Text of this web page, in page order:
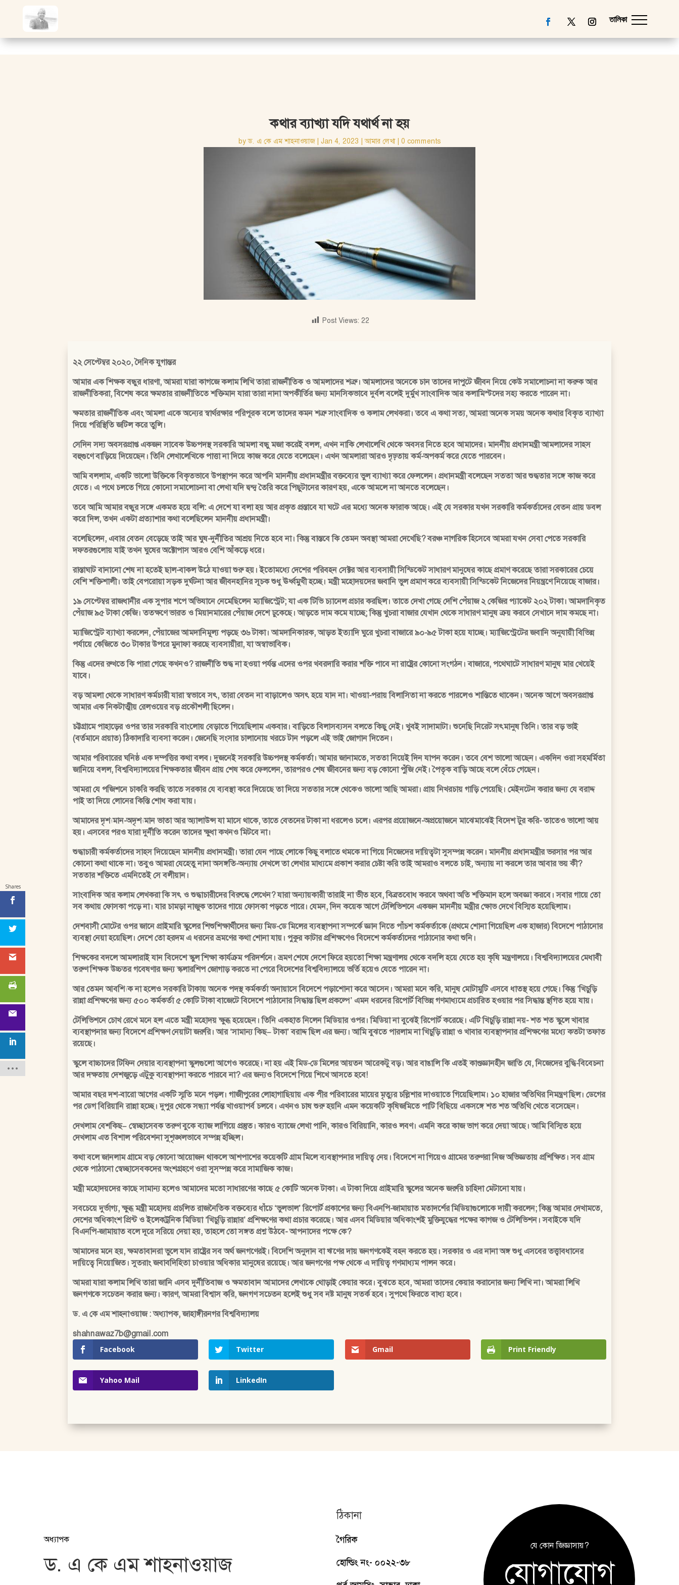
কথার ব্যাখ্যা যদি যথার্থ না হয়
byড. এ কে এম শাহনাওয়াজ| Jan 4, 2023 |আমার লেখা| 0 comments
Post Views: 22
২২ সেপ্টেম্বর ২০২০, দৈনিক যুগান্তর
আমার এক শিক্ষক বন্ধুর ধারণা, আমরা যারা কাগজে কলাম লিখি তারা রাজনীতিক ও আমলাদের শত্রু। আমলাদের অনেকে চান তাদের দাপুটে জীবন নিয়ে কেউ সমালোচনা না করুক আর
রাজনীতিকরা, বিশেষ করে ক্ষমতার রাজনীতিতে শক্তিমান যারা তারা নানা অপকীর্তির জন্য মানসিকভাবে দুর্বল বলেই দুর্মুখ সাংবাদিক আর কলামিস্টদের সহ্য করতে পারেন না।
ক্ষমতার রাজনীতিক এবং আমলা একে অন্যের স্বার্থরক্ষার পরিপূরক বলে তাদের কমন শত্রু সাংবাদিক ও কলাম লেখকরা। তবে এ কথা সত্য, আমরা অনেক সময় অনেক কথার বিকৃত ব্যাখ্যা
দিয়ে পরিস্থিতি জটিল করে তুলি।
সেদিন সদ্য অবসরপ্রাপ্ত একজন সাবেক উচ্চপদস্থ সরকারি আমলা বন্ধু মজা করেই বলল, এখন নাকি লেখালেখি থেকে অবসর নিতে হবে আমাদের। মাননীয় প্রধানমন্ত্রী আমলাদের সাহস
বহুগুণে বাড়িয়ে দিয়েছেন। তিনি লেখালেখিকে পাত্তা না দিয়ে কাজ করে যেতে বলেছেন। এখন আমলারা আরও দৃঢ়তায় কর্ম-অপকর্ম করে যেতে পারবেন।
আমি বললাম, একটি ভালো উক্তিকে বিকৃতভাবে উপস্থাপন করে আপনি মাননীয় প্রধানমন্ত্রীর বক্তব্যের ভুল ব্যাখ্যা করে ফেললেন। প্রধানমন্ত্রী বলেছেন সততা আর শুদ্ধতার সঙ্গে কাজ করে
যেতে। এ পথে চলতে গিয়ে কোনো সমালোচনা বা লেখা যদি দ্বন্দ্ব তৈরি করে পিছুটানের কারণ হয়, একে আমলে না আনতে বলেছেন।
তবে আমি আমার বন্ধুর সঙ্গে একমত হয়ে বলি: এ দেশে যা বলা হয় আর প্রকৃত প্রস্তাবে যা ঘটে এর মধ্যে অনেক ফারাক আছে। এই যে সরকার যখন সরকারি কর্মকর্তাদের বেতন প্রায় ডবল
করে দিল, তখন একটা প্রত্যাশার কথা বলেছিলেন মাননীয় প্রধানমন্ত্রী।
বলেছিলেন, এবার বেতন বেড়েছে তাই আর ঘুষ-দুর্নীতির আশ্রয় নিতে হবে না। কিন্তু বাস্তবে কি তেমন অবস্থা আমরা দেখেছি? বরঞ্চ নাগরিক হিসেবে আমরা যখন সেবা পেতে সরকারি
দফতরগুলোয় যাই তখন ঘুষের অক্টোপাস আরও বেশি আঁকড়ে ধরে।
রাস্তাঘাট বানানো শেষ না হতেই ছাল-বাকল উঠে যাওয়া শুরু হয়। ইতোমধ্যে দেশের পরিবহন সেক্টর আর ব্যবসায়ী সিন্ডিকেট সাধারণ মানুষের কাছে প্রমাণ করেছে তারা সরকারের চেয়ে
বেশি শক্তিশালী। তাই বেপরোয়া সড়ক দুর্ঘটনা আর জীবনহানির সূচক শুধু ঊর্ধ্বমুখী হচ্ছে। মন্ত্রী মহোদয়দের জবানি ভুল প্রমাণ করে ব্যবসায়ী সিন্ডিকেট নিজেদের নিয়ন্ত্রণে নিয়েছে বাজার।
১৯ সেপ্টেম্বর রাজধানীর এক সুপার শপে অভিযানে নেমেছিলেন ম্যাজিস্ট্রেট; যা এক টিভি চ্যানেল প্রচার করছিল। তাতে দেখা গেছে দেশি পেঁয়াজ ২ কেজির প্যাকেট ২০২ টাকা। আমদানিকৃত
পেঁয়াজ ৯৫ টাকা কেজি। ততক্ষণে ভারত ও মিয়ানমারের পেঁয়াজ দেশে ঢুকেছে। আড়তে দাম কমে যাচ্ছে; কিন্তু খুচরা বাজার যেখান থেকে সাধারণ মানুষ ক্রয় করবে সেখানে দাম কমছে না।
ম্যাজিস্ট্রেট ব্যাখ্যা করলেন, পেঁয়াজের আমদানিমূল্য পড়ছে ৩৬ টাকা। আমদানিকারক, আড়ত ইত্যাদি ঘুরে খুচরা বাজারে ৯০-৯৫ টাকা হয়ে যাচ্ছে। ম্যাজিস্ট্রেটের জবানি অনুযায়ী বিভিন্ন
পর্যায়ে কেজিতে ৩০ টাকার উপরে মুনাফা করছে ব্যবসায়ীরা, যা অস্বাভাবিক।
কিন্তু এদের রুখতে কি পারা গেছে কখনও? রাজনীতি শুদ্ধ না হওয়া পর্যন্ত এদের ওপর খবরদারি করার শক্তি পাবে না রাষ্ট্রের কোনো সংগঠন। বাজারে, পথেঘাটে সাধারণ মানুষ মার খেয়েই
যাবে।
বড় আমলা থেকে সাধারণ কর্মচারী যারা স্বভাবে সৎ, তারা বেতন না বাড়ালেও অসৎ হয়ে যান না। খাওয়া-পরায় বিলাসিতা না করতে পারলেও শান্তিতে থাকেন। অনেক আগে অবসরপ্রাপ্ত
আমার এক নিকটাত্মীয় রেলওয়ের বড় প্রকৌশলী ছিলেন।
চট্টগ্রামে পাহাড়ের ওপর তার সরকারি বাংলোয় বেড়াতে গিয়েছিলাম একবার। বাড়িতে বিলাসব্যসন বলতে কিছু নেই। খুবই সাদামাটা। শুনেছি নিরেট সৎমানুষ তিনি। তার বড় ভাই
(বর্তমানে প্রয়াত) ঠিকাদারি ব্যবসা করেন। জেনেছি সংসার চালানোয় খরচে টান পড়লে এই ভাই জোগান দিতেন।
আমার পরিবারের ঘনিষ্ঠ এক দম্পত্তির কথা বলব। দুজনেই সরকারি উচ্চপদস্থ কর্মকর্তা। আমার জানামতে, সততা নিয়েই দিন যাপন করেন। তবে বেশ ভালো আছেন। একদিন ওরা সহমর্মিতা
জানিয়ে বলল, বিশ্ববিদ্যালয়ের শিক্ষকতার জীবন প্রায় শেষ করে ফেললেন, তারপরও শেষ জীবনের জন্য বড় কোনো পুঁজি নেই। পৈতৃক বাড়ি আছে বলে বেঁচে গেছেন।
আমরা যে পজিশনে চাকরি করছি তাতে সরকার যে ব্যবস্থা করে দিয়েছে তা দিয়ে সততার সঙ্গে থেকেও ভালো আছি আমরা। প্রায় নিখরচায় গাড়ি পেয়েছি। মেইনটেন করার জন্য যে বরাদ্দ
পাই তা দিয়ে লোনের কিস্তি শোধ করা যায়।
আমাদের দৃশ্যমান-অদৃশ্যমান ভাতা আর অ্যালাউন্স যা মাসে থাকে, তাতে বেতনের টাকা না ধরলেও চলে। এরপর প্রয়োজনে-অপ্রয়োজনে মাঝেমাঝেই বিদেশ টুর করি- তাতেও ভালো আয়
হয়। এসবের পরও যারা দুর্নীতি করেন তাদের ক্ষুধা কখনও মিটবে না।
শুদ্ধাচারী কর্মকর্তাদের সাহস দিয়েছেন মাননীয় প্রধানমন্ত্রী। তারা যেন পাছে লোকে কিছু বলাতে থমকে না গিয়ে নিজেদের দায়িত্বটা সুসম্পন্ন করেন। মাননীয় প্রধানমন্ত্রীর ভরসার পর আর
কোনো কথা থাকে না। তবুও আমরা যেহেতু নানা অসঙ্গতি-অন্যায় দেখলে তা লেখার মাধ্যমে প্রকাশ করার চেষ্টা করি তাই আমরাও বলতে চাই, অন্যায় না করলে তার আবার ভয় কী?
সততার শক্তিতে এমনিতেই সে বলীয়ান।
সাংবাদিক আর কলাম লেখকরা কি সৎ ও শুদ্ধাচারীদের বিরুদ্ধে লেখেন? যারা অন্যায়কারী তারাই না ভীত হবে, বিব্রতবোধ করবে অথবা অতি শক্তিমান হলে অবজ্ঞা করবে। সবার গায়ে তো
সব কথায় ফোসকা পড়ে না। যার চামড়া নাজুক তাদের গায়ে ফোসকা পড়তে পারে। যেমন, দিন কয়েক আগে টেলিভিশনে একজন মাননীয় মন্ত্রীর ক্ষোভ দেখে বিস্মিত হয়েছিলাম।
দেশবাসী মোটের ওপর জানে প্রাইমারি স্কুলের শিশুশিক্ষার্থীদের জন্য মিড-ডে মিলের ব্যবস্থাপনা সম্পর্কে জ্ঞান নিতে পাঁচশ কর্মকর্তাকে (প্রথমে শোনা গিয়েছিল এক হাজার) বিদেশে পাঠানোর
ব্যবস্থা নেয়া হয়েছিল। দেশে তো হরদম এ ধরনের ভ্রমণের কথা শোনা যায়। পুকুর কাটার প্রশিক্ষণেও বিদেশে কর্মকর্তাদের পাঠানোর কথা শুনি।
শিক্ষকের বদলে আমলারাই যান বিদেশে স্কুল শিক্ষা কার্যক্রম পরিদর্শনে। ভ্রমণ শেষে দেশে ফিরে হয়তো শিক্ষা মন্ত্রণালয় থেকে বদলি হয়ে যেতে হয় কৃষি মন্ত্রণালয়ে। বিশ্ববিদ্যালয়ের মেধাবী
তরুণ শিক্ষক উচ্চতর গবেষণার জন্য স্কলারশিপ জোগাড় করতে না পেরে বিদেশের বিশ্ববিদ্যালয়ে ভর্তি হয়েও যেতে পারেন না।
আর তেমন আবশ্যিক না হলেও সরকারি টাকায় অনেক পদস্থ কর্মকর্তা অনায়াসে বিদেশে পড়াশোনা করে আসেন। আমরা মনে করি, মানুষ মোটামুটি এসবে ধাতস্থ হয়ে গেছে। কিন্তু ‘খিচুড়ি
রান্না প্রশিক্ষণের জন্য ৫০০ কর্মকর্তা ৫ কোটি টাকা বাজেটে বিদেশে পাঠানোর সিদ্ধান্ত ছিল প্রকল্পে’ এমন ধরনের রিপোর্ট বিভিন্ন গণমাধ্যমে প্রচারিত হওয়ার পর সিদ্ধান্ত স্থগিত হয়ে যায়।
টেলিভিশনে চোখ রেখে মনে হল এতে মন্ত্রী মহোদয় ক্ষুব্ধ হয়েছেন। তিনি একহাত নিলেন মিডিয়ার ওপর। মিডিয়া না বুঝেই রিপোর্ট করেছে। এটি খিচুড়ি রান্না নয়- শত শত স্কুলে খাবার
ব্যবস্থাপনার জন্য বিদেশে প্রশিক্ষণ নেয়াটা জরুরি। আর ‘সামান্য কিছ– টাকা’ বরাদ্দ ছিল এর জন্য। আমি বুঝতে পারলাম না খিচুড়ি রান্না ও খাবার ব্যবস্থাপনার প্রশিক্ষণের মধ্যে কতটা তফাত
রয়েছে।
স্কুলে বাচ্চাদের টিফিন দেয়ার ব্যবস্থাপনা স্কুলগুলো আগেও করেছে। না হয় এই মিড-ডে মিলের আয়তন আরেকটু বড়। আর বাঙালি কি এতই কাণ্ডজ্ঞানহীন জাতি যে, নিজেদের বুদ্ধি-বিবেচনা
আর দক্ষতায় দেশজুড়ে এটুকু ব্যবস্থাপনা করতে পারবে না? এর জন্যও বিদেশে গিয়ে শিখে আসতে হবে!
আমার বছর দশ-বারো আগের একটি স্মৃতি মনে পড়ল। গাজীপুরের লোহাগাছিয়ায় এক পীর পরিবারের মায়ের মৃত্যুর চল্লিশার দাওয়াতে গিয়েছিলাম। ১০ হাজার অতিথির নিমন্ত্রণ ছিল। ডেগের
পর ডেগ বিরিয়ানি রান্না হচ্ছে। দুপুর থেকে সন্ধ্যা পর্যন্ত খাওয়াপর্ব চলবে। এখনও চাষ শুরু হয়নি এমন কয়েকটি কৃষিজমিতে পাটি বিছিয়ে একসঙ্গে শত শত অতিথি খেতে বসেছেন।
দেখলাম বেশকিছ– স্বেচ্ছাসেবক তরুণ বুকে ব্যাজ লাগিয়ে প্রস্তুত। কারও ব্যাজে লেখা পানি, কারও বিরিয়ানি, কারও লবণ। এমনি করে কাজ ভাগ করে দেয়া আছে। আমি বিস্মিত হয়ে
দেখলাম এত বিশাল পরিবেশনা সুশৃঙ্খলভাবে সম্পন্ন হচ্ছিল।
কথা বলে জানলাম গ্রামে বড় কোনো আয়োজন থাকলে আশপাশের কয়েকটি গ্রাম মিলে ব্যবস্থাপনার দায়িত্ব নেয়। বিদেশে না গিয়েও গ্রামের তরুণরা নিজ অভিজ্ঞতায় প্রশিক্ষিত। সব গ্রাম
থেকে পাঠানো স্বেচ্ছাসেবকদের অংশগ্রহণে ওরা সুসম্পন্ন করে সামাজিক কাজ।
মন্ত্রী মহোদয়দের কাছে সামান্য হলেও আমাদের মতো সাধারণের কাছে ৫ কোটি অনেক টাকা। এ টাকা দিয়ে প্রাইমারি স্কুলের অনেক জরুরি চাহিদা মেটানো যায়।
সবচেয়ে দুর্ভাগ্য, ক্ষুব্ধ মন্ত্রী মহোদয় প্রচলিত রাজনৈতিক বক্তব্যের ধাঁচে ‘ভুলভাল’ রিপোর্ট প্রকাশের জন্য বিএনপি-জামায়াত মতাদর্শের মিডিয়াগুলোকে দায়ী করলেন; কিন্তু আমার দেখামতে,
দেশের অধিকাংশ প্রিন্ট ও ইলেকট্রনিক মিডিয়া ‘খিচুড়ি রান্নার’ প্রশিক্ষণের কথা প্রচার করেছে। আর এসব মিডিয়ার অধিকাংশই মুক্তিযুদ্ধের পক্ষের কাগজ ও টেলিভিশন। সবাইকে যদি
বিএনপি-জামায়াত বলে দূরে সরিয়ে দেয়া হয়, তাহলে তো সঙ্গত প্রশ্ন উঠবে- আপনাদের পক্ষে কে?
আমাদের মনে হয়, ক্ষমতাবানরা ভুলে যান রাষ্ট্রের সব অর্থ জনগণেরই। বিদেশি অনুদান বা ঋণের দায় জনগণকেই বহন করতে হয়। সরকার ও এর নানা অঙ্গ শুধু এসবের তত্ত্বাবধানের
দায়িত্বে নিয়োজিত। সুতরাং জবাবদিহিতা চাওয়ার অধিকার মানুষের রয়েছে। আর জনগণের পক্ষ থেকে এ দায়িত্ব গণমাধ্যম পালন করে।
আমরা যারা কলাম লিখি তারা জানি এসব দুর্নীতিবাজ ও ক্ষমতাবান আমাদের লেখাকে থোড়াই কেয়ার করে। বুঝতে হবে, আমরা তাদের কেয়ার করানোর জন্য লিখি না। আমরা লিখি
জনগণকে সচেতন করার জন্য। কারণ, আমরা বিশ্বাস করি, জনগণ সচেতন হলেই শুধু সব নষ্ট মানুষ সতর্ক হবে। সুপথে ফিরতে বাধ্য হবে।
ড. এ কে এম শাহনাওয়াজ : অধ্যাপক, জাহাঙ্গীরনগর বিশ্ববিদ্যালয়
shahnawaz7b@gmail.com
Facebook Twitter Gmail Print Friendly
Yahoo Mail LinkedIn
অধ্যাপক
ড. এ কে এম শাহনাওয়াজ
ঠিকানা
গৈরিক
হোল্ডিং নং- ০০২২-৩৮
যে কোন জিজ্ঞাসায়?
যোগাযোগ
Shares